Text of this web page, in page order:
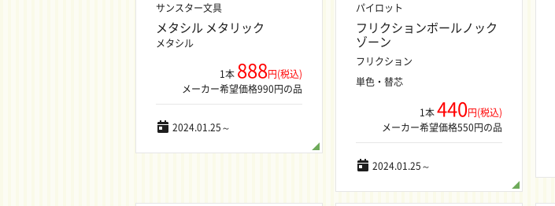
サンスター文具
メタシル メタリック
メタシル
1本 888円(税込)
メーカー希望価格990円の品
2024.01.25～
パイロット
フリクションボールノック
ゾーン
フリクション
単色・替芯
1本440円(税込)
メーカー希望価格550円の品
2024.01.25～